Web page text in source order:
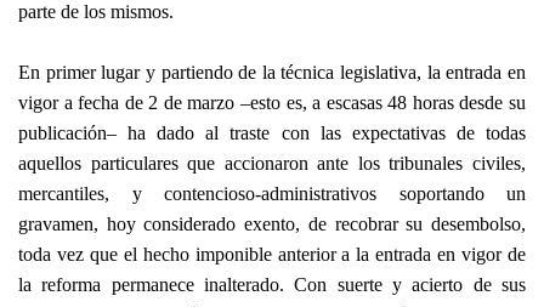
parte de los mismos.
En primer lugar y partiendo de la técnica legislativa, la entrada en
vigor a fecha de 2 de marzo –esto es, a escasas 48 horas desde su
publicación– ha dado al traste con las expectativas de todas
aquellos particulares que accionaron ante los tribunales civiles,
mercantiles, y contencioso-administrativos soportando un
gravamen, hoy considerado exento, de recobrar su desembolso,
toda vez que el hecho imponible anterior a la entrada en vigor de
la reforma permanece inalterado. Con suerte y acierto de sus